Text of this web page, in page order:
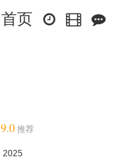
首页
9.0 推荐
2025